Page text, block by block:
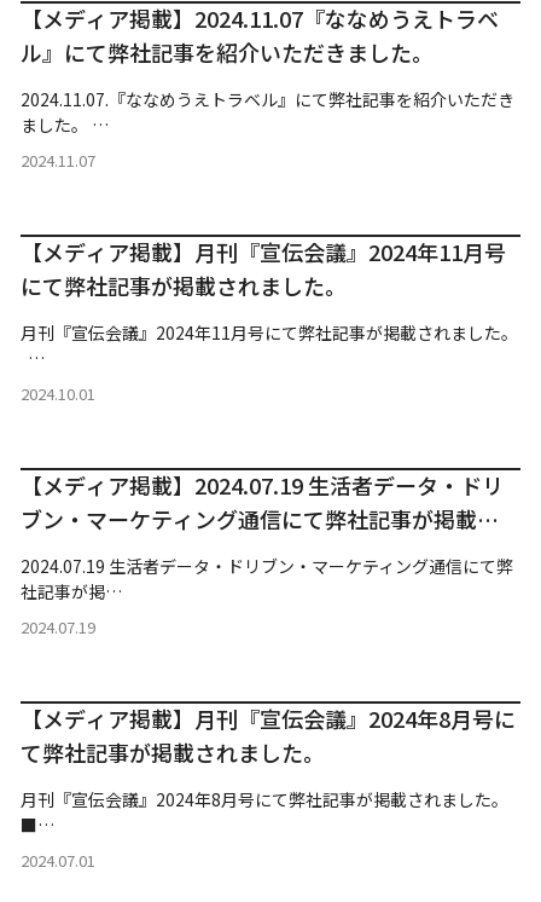
【メディア掲載】2024.11.07『ななめうえトラベ
ル』にて弊社記事を紹介いただきました。
2024.11.07.『ななめうえトラベル』にて弊社記事を紹介いただき
ました。 …
2024.11.07
【メディア掲載】月刊『宣伝会議』2024年11月号
にて弊社記事が掲載されました。
月刊『宣伝会議』2024年11月号にて弊社記事が掲載されました。
…
2024.10.01
【メディア掲載】2024.07.19 生活者データ・ドリ
ブン・マーケティング通信にて弊社記事が掲載さ
れました。
2024.07.19 生活者データ・ドリブン・マーケティング通信にて弊
社記事が掲…
2024.07.19
【メディア掲載】月刊『宣伝会議』2024年8月号に
て弊社記事が掲載されました。
月刊『宣伝会議』2024年8月号にて弊社記事が掲載されました。
■…
2024.07.01